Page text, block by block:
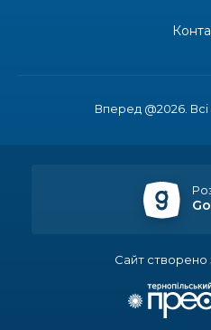
професійним святом
спецрахунки
Іпотеку для ВПО
Перемога бахмутян
легкоатлетичних
Вперед @2026.
Сайт створено